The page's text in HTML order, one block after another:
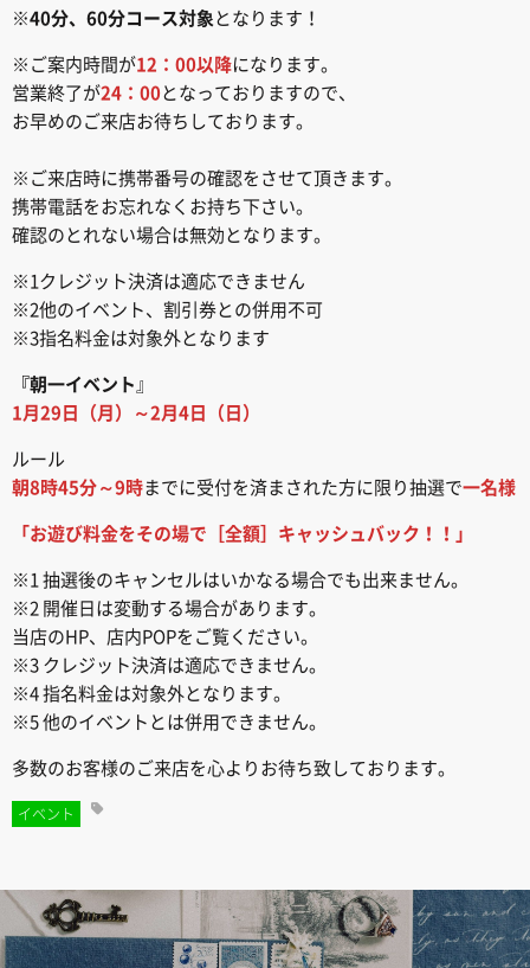
※40分、60分コース対象 となります！
※ご案内時間が12：00以降になります。
営業終了が24：00となっておりますので、
お早めのご来店お待ちしております。
※ご来店時に携帯番号の確認をさせて頂きます。
携帯電話をお忘れなくお持ち下さい。
確認のとれない場合は無効となります。
※1クレジット決済は適応できません
※2他のイベント、割引券との併用不可
※3指名料金は対象外となります
『朝一イベント 』
1月29日（月）～2月4日（日）
ルール
朝8時45分～9時までに受付を済まされた方に限り抽選で一名様
「お遊び料金をその場で［全額］キャッシュバック！！」
※1 抽選後のキャンセルはいかなる場合でも出来ません。
※2 開催日は変動する場合があります。
当店のHP、店内POPをご覧ください。
※3 クレジット決済は適応できません。
※4 指名料金は対象外となります。
※5 他のイベントとは併用できません。
多数のお客様のご来店を心よりお待ち致しております。
イベント